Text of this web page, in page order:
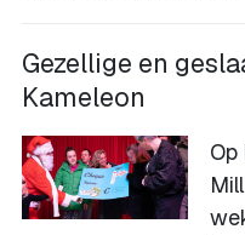
Gezellige en
Kameleon